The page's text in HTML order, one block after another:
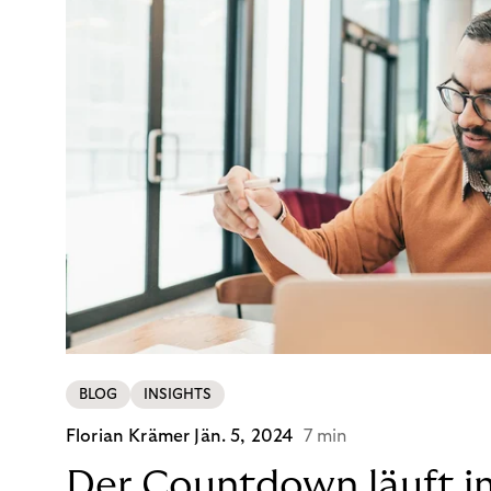
BLOG INSIGHTS
Florian Krämer Jän. 5, 2024 7 min